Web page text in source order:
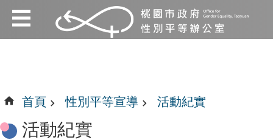
跳到主要內容區塊
:::
:::
首頁 性別平等宣導 活動紀實
活動紀實